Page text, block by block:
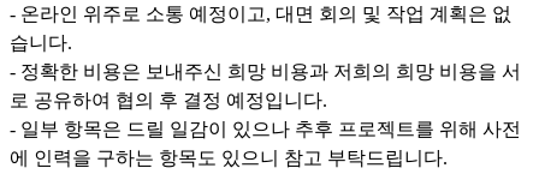
- 온라인 위주로 소통 예정이고, 대면 회의 및 작업 계획은 없
습니다.
- 정확한 비용은 보내주신 희망 비용과 저희의 희망 비용을 서
로 공유하여 협의 후 결정 예정입니다.
- 일부 항목은 드릴 일감이 있으나 추후 프로젝트를 위해 사전
에 인력을 구하는 항목도 있으니 참고 부탁드립니다.